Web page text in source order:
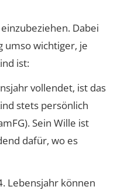
Dabei
umso wichtiger, je
ist:
vollendet, ist das
stets persönlich
Sein Wille ist
dafür, wo es
Lebensjahr können